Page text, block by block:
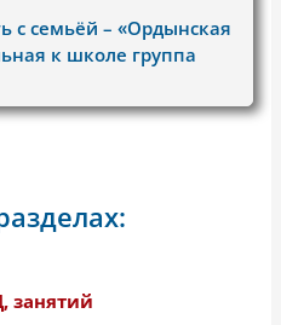
с семьёй – «Ордынская
к школе группа
занятий